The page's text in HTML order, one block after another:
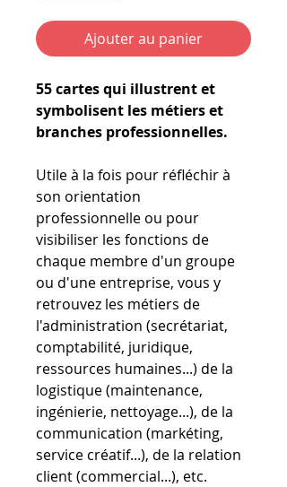
Ajouter au panier
55 cartes qui illustrent et
symbolisent les métiers et
branches professionnelles.
Utile à la fois pour réfléchir à
son orientation
professionnelle ou pour
visibiliser les fonctions de
chaque membre d'un groupe
ou d'une entreprise, vous y
retrouvez les métiers de
l'administration (secrétariat,
comptabilité, juridique,
ressources humaines...) de la
logistique (maintenance,
ingénierie, nettoyage...), de la
communication (markéting,
service créatif...), de la relation
client (commercial...), etc.